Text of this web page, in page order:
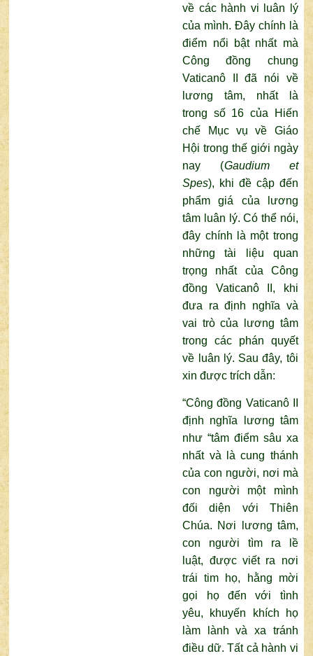
về các hành vi luân lý
của mình. Đây chính là
điểm nổi bật nhất mà
Công đồng chung
Vaticanô II đã nói về
lương tâm, nhất là
trong số 16 của Hiến
chế Mục vụ về Giáo
Hội trong thế giới ngày
nay (Gaudium et
Spes), khi đề cập đến
phẩm giá của lương
tâm luân lý. Có thể nói,
đây chính là một trong
những tài liệu quan
trọng nhất của Công
đồng Vaticanô II, khi
đưa ra định nghĩa và
vai trò của lương tâm
trong các phán quyết
về luân lý. Sau đây, tôi
xin được trích dẫn:
“Công đồng Vaticanô II
định nghĩa lương tâm
như “tâm điểm sâu xa
nhất và là cung thánh
của con người, nơi mà
con người một mình
đối diện với Thiên
Chúa. Nơi lương tâm,
con người tìm ra lề
luật, được viết ra nơi
trái tim họ, hằng mời
gọi họ đến với tình
yêu, khuyến khích họ
làm lành và xa tránh
điều dữ. Tất cả hành vi